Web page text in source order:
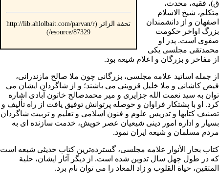
تحفة الزائر
ق)، فقیه، محدث،
متکلم، شیخ‎ الاسلام
اصفهان و از دانشمندان
بزرگ اواخر حکومت
صفوی است. پدر او
محمدتقی مجلسی یکی
از مفاخر و بزرگان و اعلام شیعه بود.
از جمله اساتید علامه مجلسی، بزرگانی چون ملا صالح مازندرانی،
فیض کاشانی و ملا خلیل قزوینی می باشند؛ و از شاگردان ایشان می
توان به سید نعمت الله جزایری و میر محمدصالح خاتون آبادی اشاره
کرد. او با پشتکار فراوان و حوصله پرتوانش توفیق یافت از راه تألیف و
تصنیف کتابها و تدریس علوم و فنون اسلامی و تعلیم و تربیت شاگردان
بسیار و اداره امور دینی شیعیان عصر خویش، خدمت سازنده ای به
مردم مسلمان و شیعه ایران نمود.
کتاب بحار الأنوار
علامه مجلسى، گسترده‌ترین کتاب حدیثی شیعه است
که در طول چهل سال تدوین شده است. از دیگر آثار ایشان، حلیة
المتقین، حیاة القلوب و زاد المعاد را می توان نام برد.